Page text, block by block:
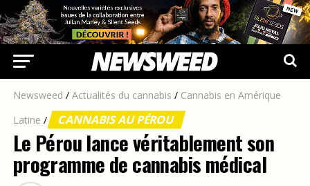
Newsweed / Actualités du cannabis / Cannabis en Amérique
Latine / CANNABIS AU PÉROU
Le Pérou lance véritablement son
programme de cannabis médical